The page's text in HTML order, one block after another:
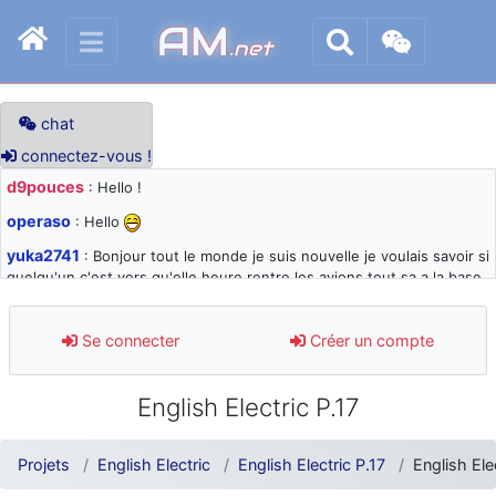
AM.net
chat
connectez-vous !
d9pouces : Hello !
operaso : Hello
yuka2741 : Bonjour tout le monde je suis nouvelle je voulais savoir si
quelqu'un c'est vers qu'elle heure rentre les avions tout sa a la base
d9pouces: désolé pour les quelques blocages du site ces derniers
jours : je teste des méthodes contre le spam et les bots trop nocifs
: Super, la nouvelle bannière
d9pouces
: je suis un avion@,._,+ > lesquels ? je ne suis pas sûr de
comprendre
Se connecter Créer un compte
English Electric P.17
Projets English Electric English Electric P.17 English